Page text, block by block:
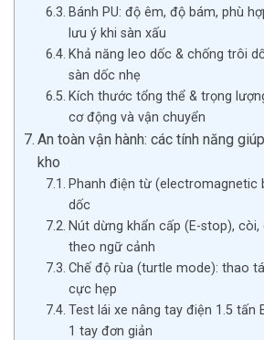
Bánh PU: độ êm, độ bám, phù
lưu ý khi sàn xấu
Khả năng leo dốc & chống trôi
sàn dốc nhẹ
Kích thước tổng thể & trọng
cơ động và vận chuyển
An toàn vận hành: các tính năng
kho
Phanh điện từ (electromagnetic
dốc
Nút dừng khẩn cấp (E-stop),
theo ngữ cảnh
Chế độ rùa (turtle mode): thao
cực hẹp
Test lái xe nâng tay điện 1.5 tấn
1 tay đơn giản